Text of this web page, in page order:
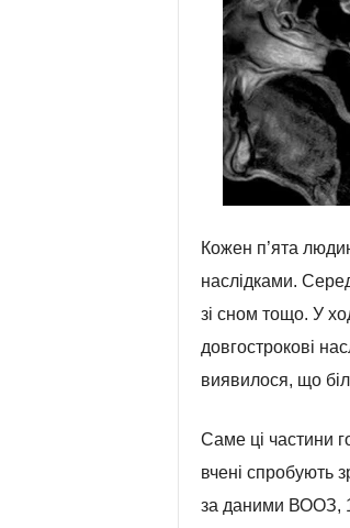
Кожен п’ята
наслідками.
зі сном тощо. У
довгострокові
виявилося, що
Саме ці частини
вчені спробують
за даними ВООЗ,